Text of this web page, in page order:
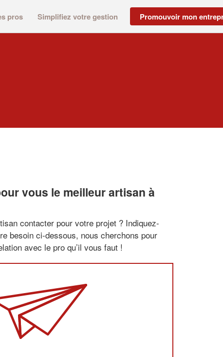
pros Simplifiez votre gestion Promouvoir mon
vous le meilleur artisan à
contacter pour votre projet ? Indiquez-
besoin ci-dessous, nous cherchons pour
avec le pro qu’il vous faut !